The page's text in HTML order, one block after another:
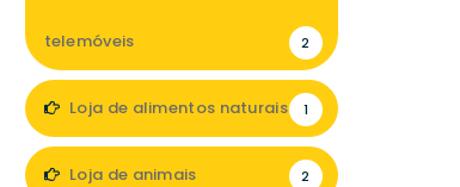
telemóveis 2
Loja de alimentos naturais 1
Loja de animais 2